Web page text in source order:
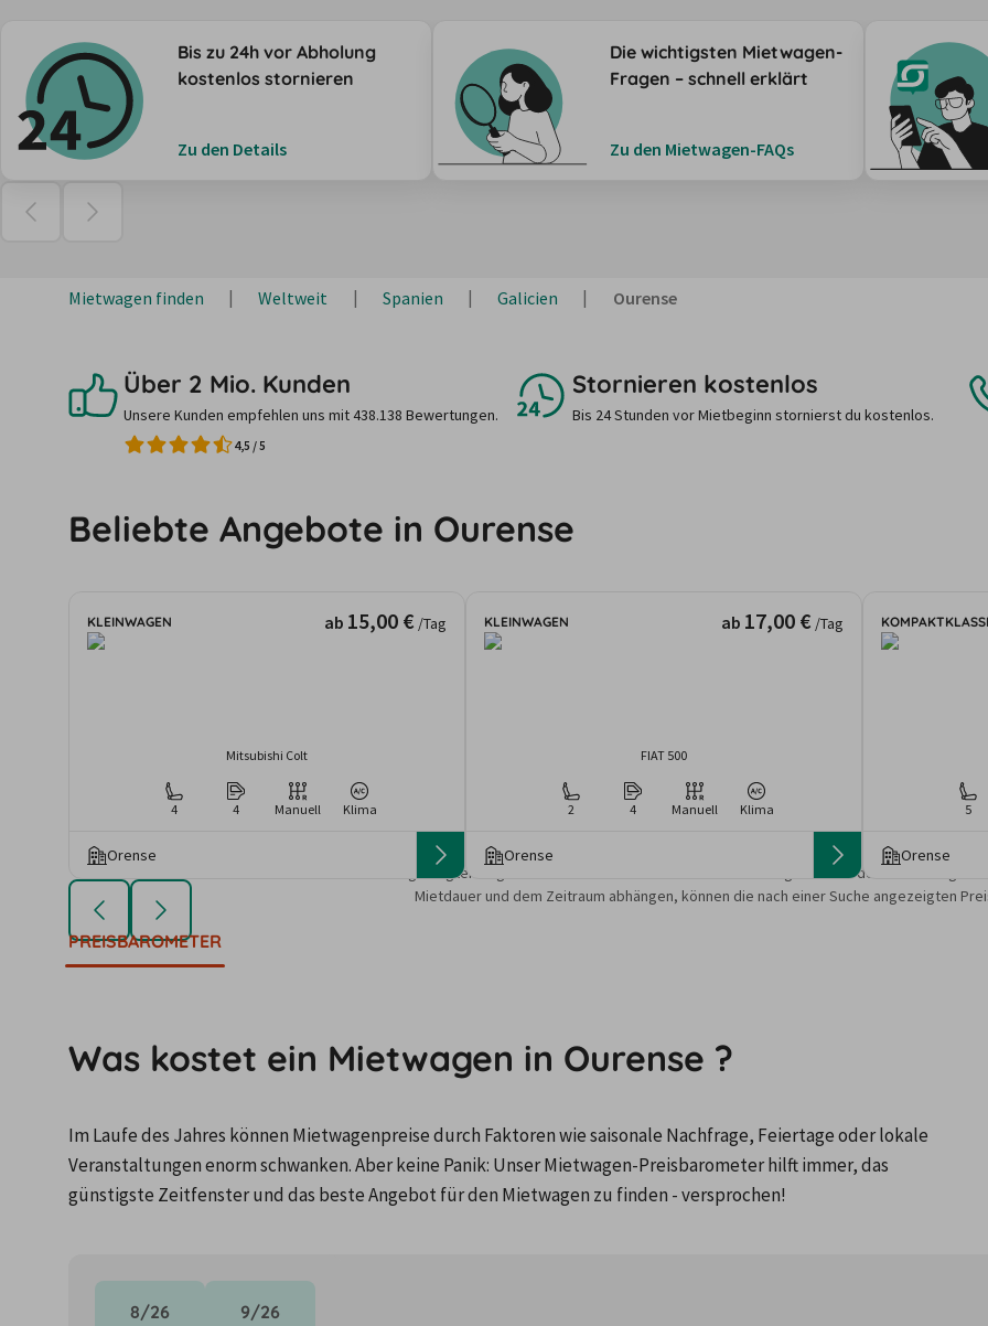
Bis zu 24h vor Abholung
kostenlos stornieren
Zu den Details
Die wichtigsten Mietwagen-
Fragen – schnell erklärt
Zu den Mietwagen-FAQs
Mietwagen finden Weltweit Spanien Galicien Ourense
Über 2 Mio. Kunden
Unsere Kunden empfehlen uns mit 438.138 Bewertungen.
4,5 /5
Stornieren kostenlos
Bis 24 Stunden vor Mietbeginn stornierst du kostenlos.
Beliebte Angebote in Ourense
KLEINWAGEN ab 15,00 € /Tag
Mitsubishi Colt
4 4 Manuell Klima
Orense
KLEINWAGEN ab 17,00 € /Tag
FIAT 500
2 4 Manuell Klima
Orense
5
Orense
Die angezeigten Angebote und Preise basieren auf den Suchergebnissen der letzten Tage.
Mietdauer und dem Zeitraum abhängen, können die nach einer Suche angezeigten
PREISBAROMETER
Was kostet ein Mietwagen in Ourense ?
Im Laufe des Jahres können Mietwagenpreise durch Faktoren wie saisonale Nachfrage, Feiertage oder lokale
Veranstaltungen enorm schwanken. Aber keine Panik: Unser Mietwagen-Preisbarometer hilft immer, das
günstigste Zeitfenster und das beste Angebot für den Mietwagen zu finden - versprochen!
8/26
9/26